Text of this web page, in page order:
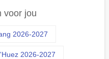
voor jou
2026-2027
2026-2027